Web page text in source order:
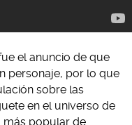
el anuncio de que
personaje, por lo que
sobre las
en el universo de
más popular de